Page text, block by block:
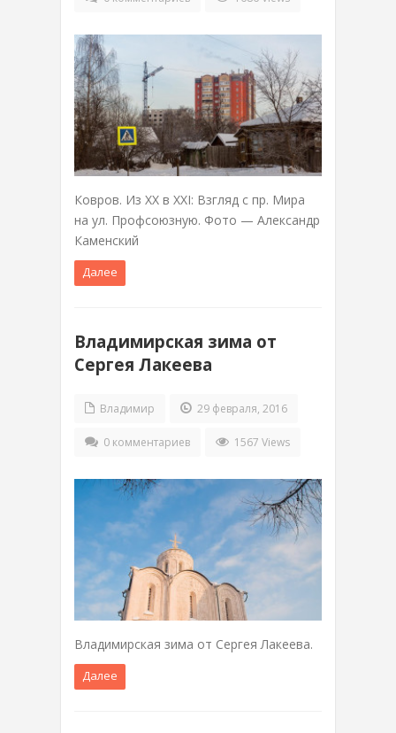
Ковров. Из XX в XXI: Взгляд с пр. Мира
на ул. Профсоюзную. Фото — Александр
Каменский
Далее
Владимирская зима от
Сергея Лакеева
Владимир 29 февраля, 2016
0 комментариев 1567 Views
Владимирская зима от Сергея Лакеева.
Далее